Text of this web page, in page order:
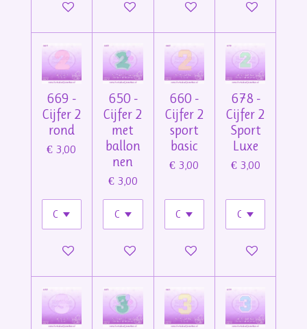
In winkelwagenIn winkelwagenIn winkelwagenIn winkelwagen
669 -
Cijfer 2
rond
€ 3,00
In winkelwagen
650 -
Cijfer 2
met
ballon
nen
€ 3,00
In winkelwagen
660 -
Cijfer 2
sport
basic
€ 3,00
In winkelwagen
678 -
Cijfer 2
Sport
Luxe
€ 3,00
In winkelwagen